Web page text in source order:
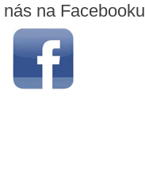
nás na Facebooku